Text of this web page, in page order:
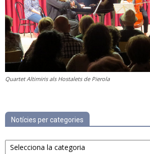
Quartet Altimiris als Hostalets de Pierola
Notícies per categories
Notícies
per